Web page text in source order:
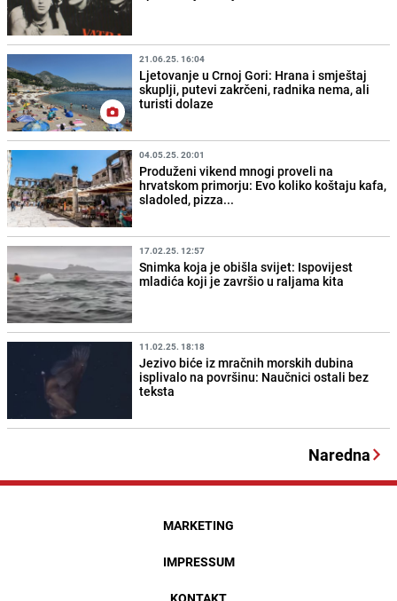
21.06.25. 16:04
Ljetovanje u Crnoj Gori: Hrana i smještaj
skuplji, putevi zakrčeni, radnika nema, ali
turisti dolaze
04.05.25. 20:01
Produženi vikend mnogi proveli na
hrvatskom primorju: Evo koliko koštaju kafa,
sladoled, pizza...
17.02.25. 12:57
Snimka koja je obišla svijet: Ispovijest
mladića koji je završio u raljama kita
11.02.25. 18:18
Jezivo biće iz mračnih morskih dubina
isplivalo na površinu: Naučnici ostali bez
teksta
Naredna
MARKETING
IMPRESSUM